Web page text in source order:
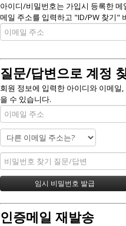
아이디/비밀번호는 가입시 등록한
메일 주소를 입력하고 "ID/PW 찾기"
질문/답변으로 계정
회원 정보에 입력한 아이디와 이메
을 수 있습니다.
인증메일 재발송